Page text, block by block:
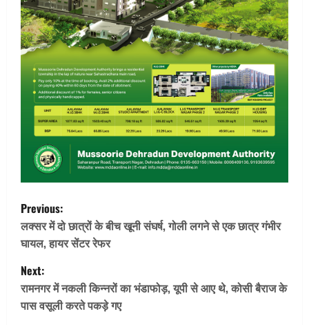
P
o
s
t
Previous:
लक्सर में दो छात्रों के बीच खूनी संघर्ष, गोली लगने से एक छात्र गंभीर
घायल, हायर सेंटर रेफर
Next:
रामनगर में नकली किन्नरों का भंडाफोड़, यूपी से आए थे, कोसी बैराज के
पास वसूली करते पकड़े गए